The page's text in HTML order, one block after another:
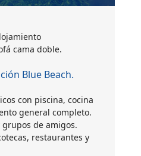
cama doble.
Blue Beach.
con piscina, cocina
general completo.
de amigos.
restaurantes y